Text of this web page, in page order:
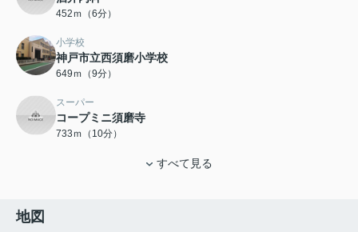
452ｍ（6分）
小学校
神戸市立西須磨小学校
649ｍ（9分）
スーパー
コープミニ須磨寺
733ｍ（10分）
すべて見る
地図